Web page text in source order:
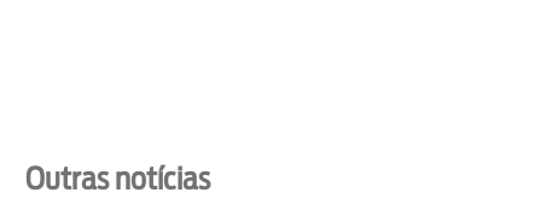
Outras notícias